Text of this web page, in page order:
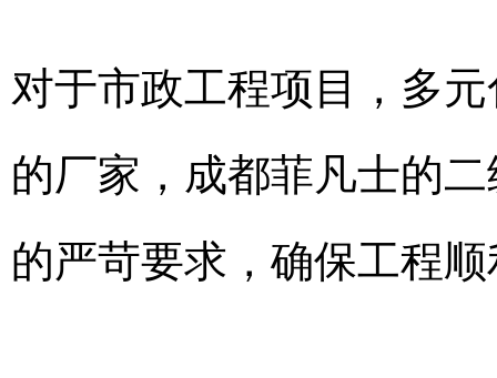
对于市政工程项目，多
的厂家，成都菲凡士的
的严苛要求，确保工程